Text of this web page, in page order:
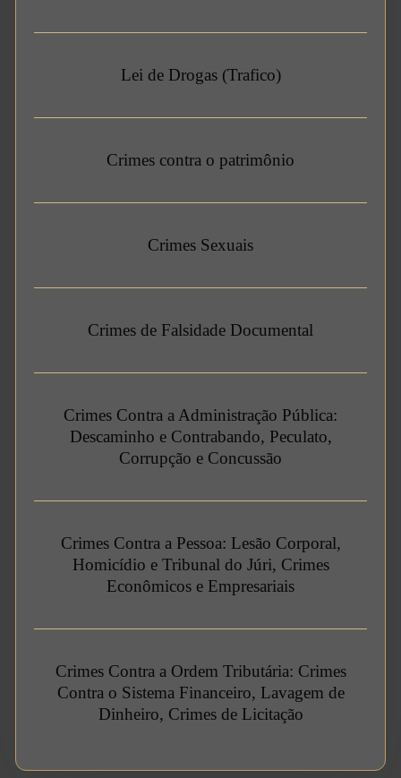
Lei de Drogas (Trafico)
Crimes contra o patrimônio
Crimes Sexuais
Crimes de Falsidade Documental
Crimes Contra a Administração Pública:
Descaminho e Contrabando, Peculato,
Corrupção e Concussão
Crimes Contra a Pessoa: Lesão Corporal,
Homicídio e Tribunal do Júri, Crimes
Econômicos e Empresariais
Crimes Contra a Ordem Tributária: Crimes
Contra o Sistema Financeiro, Lavagem de
Dinheiro, Crimes de Licitação